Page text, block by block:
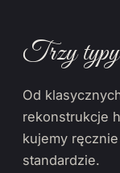
Trzy typy
Od
rekonstrukcje
kujemy
standardzie.